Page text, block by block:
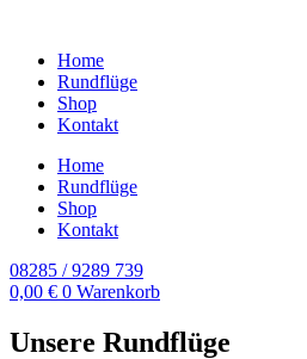
Home
Rundflüge
Shop
Kontakt
Home
Rundflüge
Shop
Kontakt
08285 / 9289 739
0,00 € 0 Warenkorb
Unsere Rundflüge